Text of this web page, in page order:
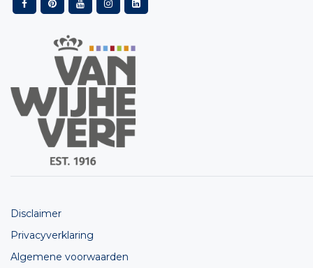
Disclaimer
Privacyverklaring
Algemene voorwaarden